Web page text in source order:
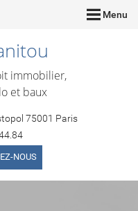
Menu
immobilier,
et baux
75001 Paris
NOUS